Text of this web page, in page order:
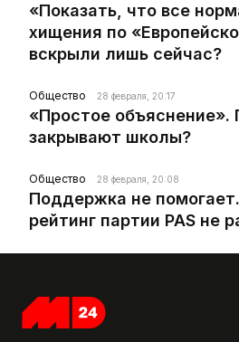
«Показать, что все
хищения по
вскрыли лишь сейчас?
Общество 28 февраля, 20:17
«Простое объяснение».
закрывают школы?
Общество 28 февраля, 20:08
Поддержка не
рейтинг партии PAS не